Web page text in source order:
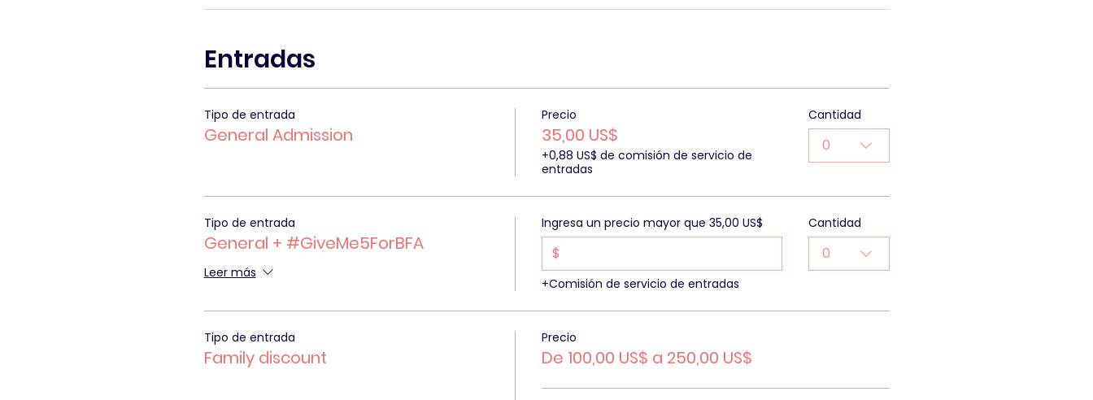
Entradas
Tipo de entrada
General Admission
Precio
35,00 US$
+0,88 US$ de comisión de servicio de
entradas
Cantidad
0
Tipo de entrada
General + #GiveMe5ForBFA
Leer más
Ingresa un precio mayor que 35,00 US$
$
+Comisión de servicio de entradas
Cantidad
0
Tipo de entrada
Family discount
Precio
De 100,00 US$ a 250,00 US$